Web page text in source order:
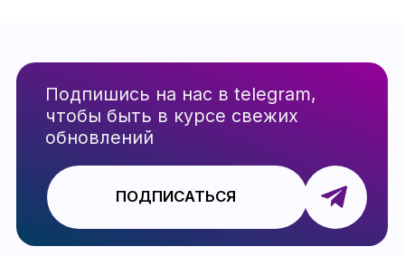
Как начать работать с
Taboola
Подготовка аккаунта